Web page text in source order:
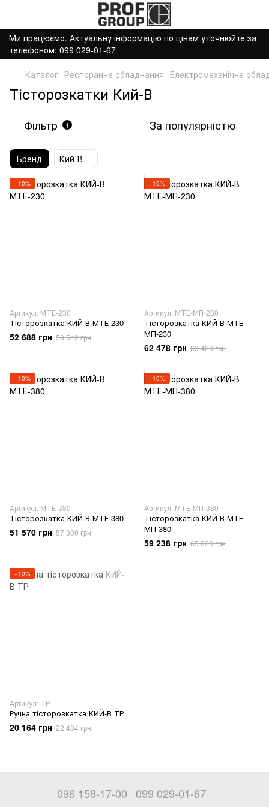
Ми працюємо. Актуальну інформацію по цінам уточнюйте за
телефоном: 099 029-01-67
Каталог Ресторанне обладнання Електромеханічне
Тісторозкатки Кий-В
Фільтр 1 За популярністю
Бренд Кий-В
−10%
Артикул: МТЕ-230
Тісторозкатка КИЙ-В МТЕ-230
52 688 грн 58 542 грн
−10%
Артикул: МТЕ-МП-230
Тісторозкатка КИЙ-В МТЕ-
МП-230
62 478 грн 69 420 грн
−10%
Артикул: МТЕ-380
Тісторозкатка КИЙ-В МТЕ-380
51 570 грн 57 300 грн
−10%
Артикул: МТЕ-МП-380
Тісторозкатка КИЙ-В МТЕ-
МП-380
59 238 грн 65 820 грн
−10%
Артикул: ТР
Ручна тісторозкатка КИЙ-В ТР
20 164 грн 22 404 грн
096 158-17-00 099 029-01-67